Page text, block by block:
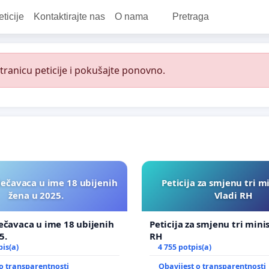
Kontaktirajte nas O nama Pretraga
peticije i pokušajte ponovno.
u ime 18 ubijenih
žena u 2025.
u ime 18 ubijenih
transparentnosti
Peticija za smjenu tri
Vladi RH
Peticija za smjenu tri
RH
4 755 potpis(a)
Obavijest o transparentnosti